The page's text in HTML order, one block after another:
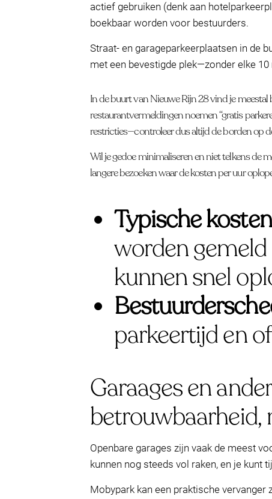
actief gebruiken (denk aan
boekbaar worden voor bestuurders.
Straat- en garageparkeerplaatsen in de
met een bevestigde plek—zonder elke
In de buurt van Nieuwe Rijn 28 vind je
restaurantvermeldingen noemen “gratis
restricties—controleer dus altijd de borden op
Wil je gedoe minimaliseren en niet telkens de
langere bezoeken waar de kosten per uur
Typische
worden
kunnen snel
parkeertijd en
Garaages en
betrouwbaarheid,
Openbare garages zijn vaak de meest
kunnen nog steeds vol raken, en je kunt
Mobypark kan een praktische